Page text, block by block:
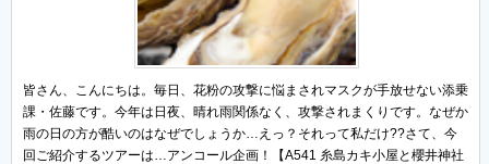
皆さん、こんにちは。毎日、花粉の攻撃に悩まされマスクが手放せない添乗
課・佐藤です。今年は日夜、晴れ雨関係なく、攻撃されまくりです。なぜか
雨の日の方が酷いのはなぜでしょうか…えっ？それって私だけ??さて、今
回ご紹介するツアーは…アンコール企画！【A541 糸島カキ小屋と櫻井神社